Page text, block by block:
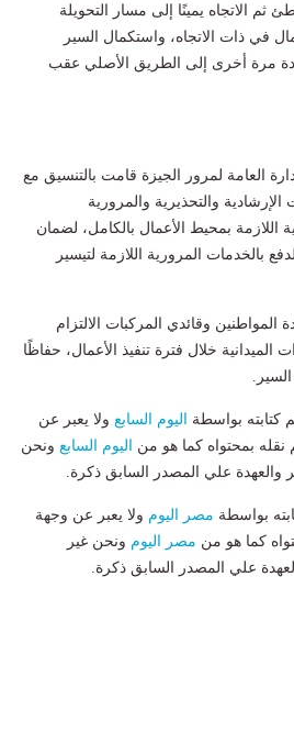
ثم الاتجاه يمينًا إلى مسار التحويلة
في ذات الاتجاه، واستكمال السير
متر، ثم العودة مرة أخرى إلى الطريق الأصلي عقب
العامة لمرور الجيزة قامت بالتنسيق مع
والتحذيرية والمرورية
اللازمة بمحيط الأعمال بالكامل، لضمان
بالخدمات المرورية اللازمة لتيسير
المواطنين وقائدي المركبات الالتزام
الميدانية خلال فترة تنفيذ الأعمال، حفاظًا
كتابته بواسطة اليوم السابع ولا يعبر عن
نقله بمحتواه كما هو من اليوم السابع ونحن
علي المصدر السابق ذكرة.
بواسطة مصر اليوم ولا يعبر عن وجهة
كما هو من مصر اليوم ونحن غير
علي المصدر السابق ذكرة.